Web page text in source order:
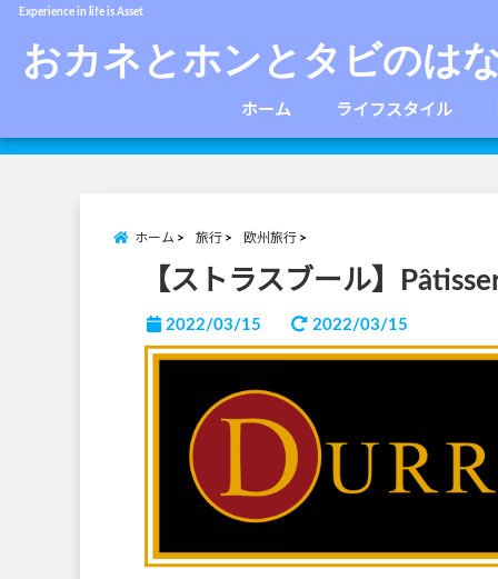
Experience in life is Asset
おカネとホンとタビのは
ホーム ライフスタイル
ホーム 旅行 欧州旅行
【ストラスブール】
2022/03/15 2022/03/15